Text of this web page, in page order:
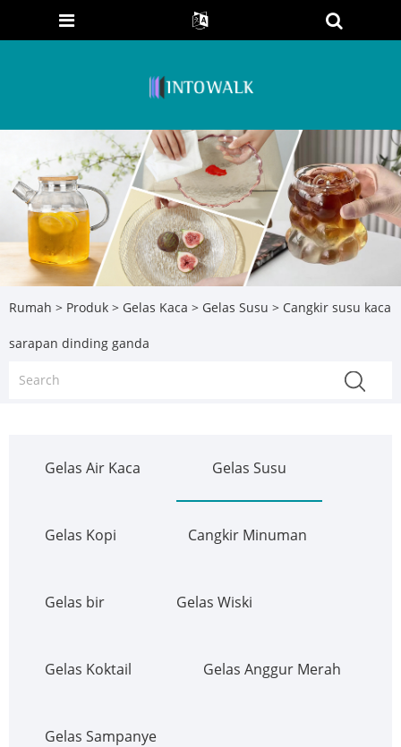
Rumah > Produk > Gelas Kaca > Gelas Susu > Cangkir susu kaca
sarapan dinding ganda
Gelas Air Kaca Gelas Susu
Gelas Kopi Cangkir Minuman
Gelas bir Gelas Wiski
Gelas Koktail Gelas Anggur Merah
Gelas Sampanye